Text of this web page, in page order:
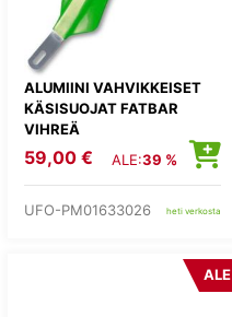
ALUMIINI VAHVIKKEISET
KÄSISUOJAT FATBAR
VIHREÄ
59,00 € ALE:39 %
UFO-PM01633026 heti verkosta
ALE